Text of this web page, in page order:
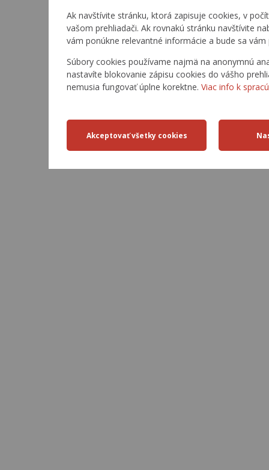
Ak navštívite stránku, ktorá zapisuje cookies, v
vašom prehliadači. Ak rovnakú stránku navštívite
vám ponúkne relevantné informácie a bude sa
Súbory cookies používame najmä na anonymnú
nastavíte blokovanie zápisu cookies do vášho
nemusia fungovať úplne korektne. Viac info k